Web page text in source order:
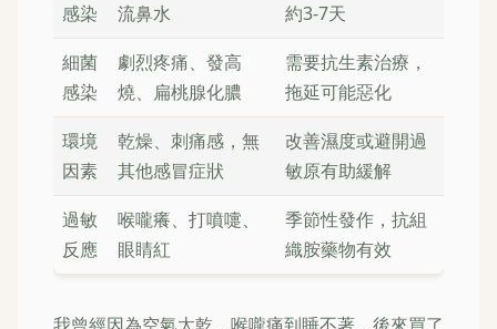
感染
流鼻水
約3-7天
細菌
感染
劇烈疼痛、發高
燒、扁桃腺化膿
需要抗生素治療，
拖延可能惡化
環境
因素
乾燥、刺痛感，無
其他感冒症狀
改善濕度或避開過
敏原有助緩解
過敏
反應
喉嚨癢、打噴嚏、
眼睛紅
季節性發作，抗組
織胺藥物有效